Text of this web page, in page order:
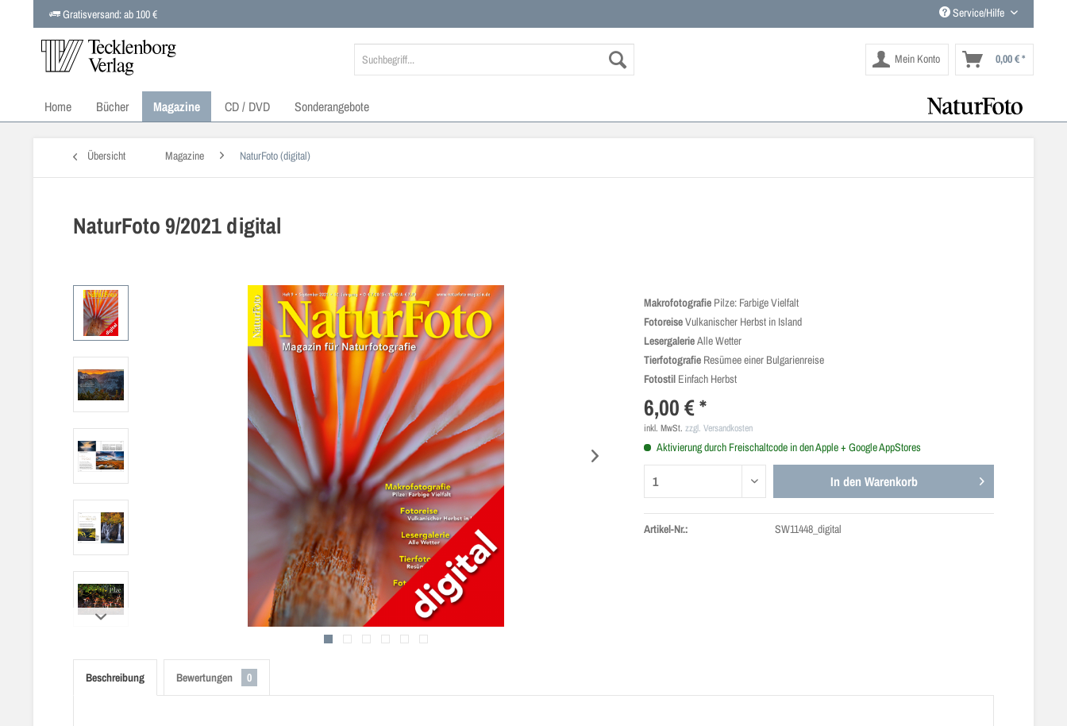
Gratisversand: ab 100 € Service/Hilfe
Mein Konto 0,00 € *
Home Bücher Magazine CD / DVD Sonderangebote
Übersicht Magazine NaturFoto (digital)
NaturFoto 9/2021 digital
Makrofotografie Pilze: Farbige Vielfalt
FotoreiseVulkanischer Herbst in Island
LesergalerieAlle Wetter
Tierfotografie Resümee einer Bulgarienreise
Fotostil Einfach Herbst
6,00 € *
inkl. MwSt.zzgl. Versandkosten
Aktivierung durch Freischaltcode in den Apple + Google AppStores
In den Warenkorb
Artikel-Nr.: SW11448_digital
Beschreibung Bewertungen 0